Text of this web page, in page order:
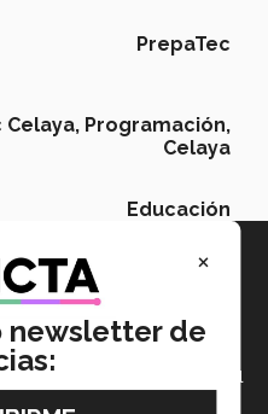
PrepaTec
Celaya, Programación,
Celaya
Educación
en mundial de flag football
×
newsletter de